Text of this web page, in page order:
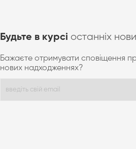
Будьте в курсі останніх
Бажаєте отримувати сповіщення
нових надходженнях?